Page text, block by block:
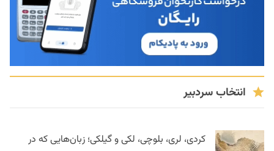
انتخاب سردبیر
کردی، لری، بلوچی، لکی و گیلکی؛ زبان‌هایی که در